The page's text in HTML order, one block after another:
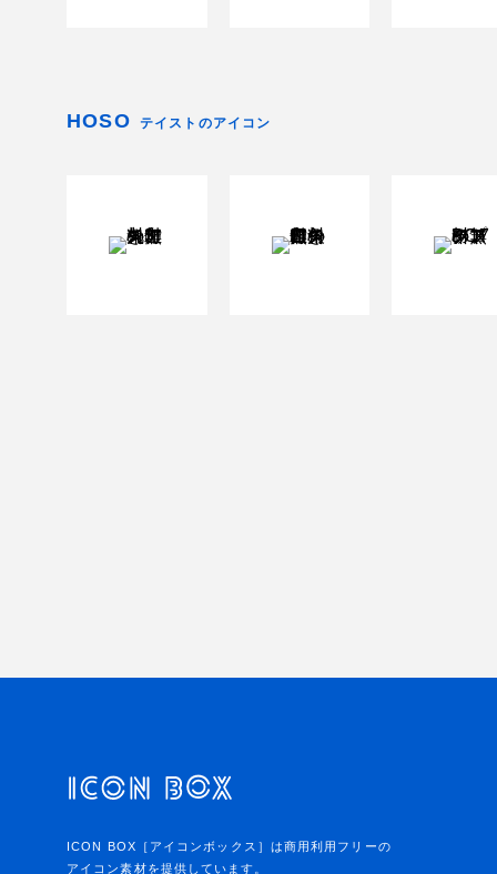
HOSO テイストのアイコン
ICON BOX［アイコンボックス］は商用利用フリーの
アイコン素材を提供しています。